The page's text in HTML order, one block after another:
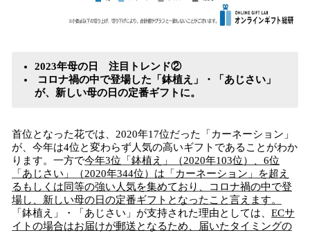
2023年母の日 注目トレンド②
コロナ禍の中で登場した「鉢植え」・「あじさい」
が、新しい母の日の定番ギフトに。
首位となった花では、2020年17位だった「カーネーション」
が、今年は4位と変わらず人気の高いギフトであることがわか
ります。一方で今年3位「鉢植え」（2020年103位）、6位
「あじさい」（2020年344位）は「カーネーション」を超え
るもしくは同等の強い人気を集めており、コロナ禍の中で登
場し、新しい母の日の定番ギフトとなったこと言えます。
「鉢植え」・「あじさい」が支持された理由としては、 ECサ
イトの場合はお届けが郵送となるため、届いたタイミングの